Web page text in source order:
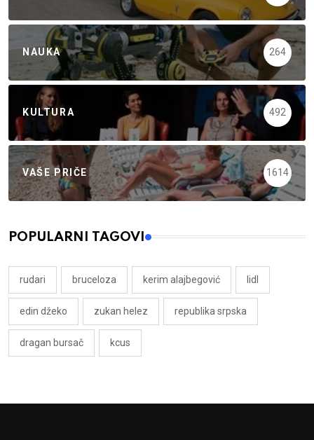
NAUKA 264
KULTURA 492
VAŠE PRIČE 1614
POPULARNI TAGOVI
rudari bruceloza kerim alajbegović lidl
edin džeko zukan helez republika srpska
dragan bursač kcus